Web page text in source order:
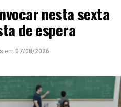
nesta sexta
de espera
em 07/08/2026